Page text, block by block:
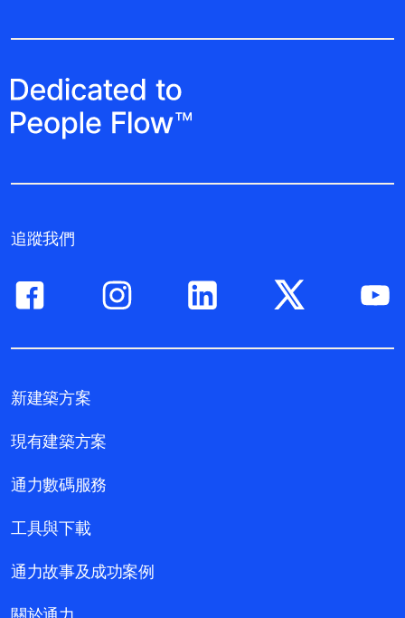
追蹤我們
新建築方案
現有建築方案
通力數碼服務
工具與下載
通力故事及成功案例